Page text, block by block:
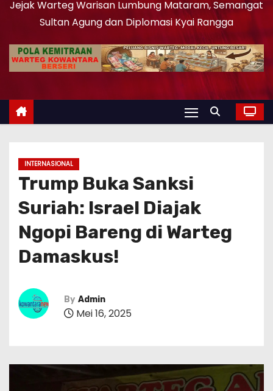
Jejak Warteg Warisan Lumbung Mataram, Semangat
Sultan Agung dan Diplomasi Kyai Rangga
INTERNASIONAL
Trump Buka Sanksi
Suriah: Israel Diajak
Ngopi Bareng di Warteg
Damaskus!
By Admin
Mei 16, 2025